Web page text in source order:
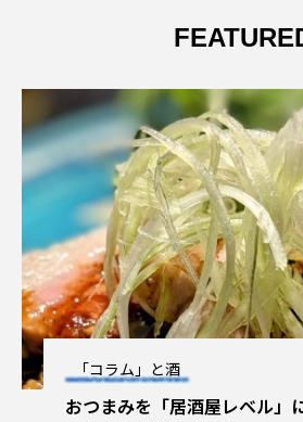
「コラム」と酒
おつまみを「居酒屋レベル」